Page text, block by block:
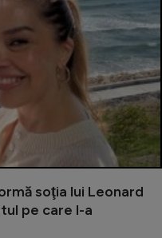
soţia lui Leonard
pe care l-a